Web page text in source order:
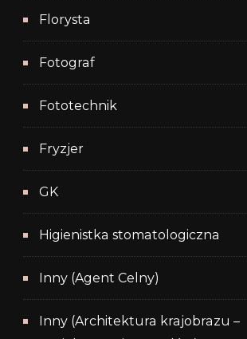
Florysta
Fotograf
Fototechnik
Fryzjer
GK
Higienistka stomatologiczna
Inny (Agent Celny)
Inny (Architektura krajobrazu –